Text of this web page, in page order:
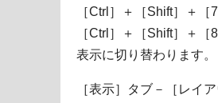
［Ctrl］＋［Shift］＋［
［Ctrl］＋［Shift］＋［
表示に切り替わります。
［表示］タブ－［レイ